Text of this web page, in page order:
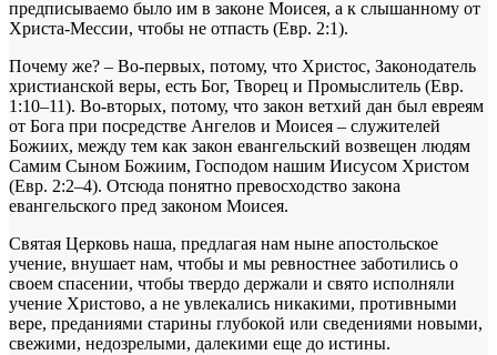
предписываемо было им в законе Моисея, а к слышанному от
Христа-Мессии, чтобы не отпасть (Евр. 2:1).
Почему же? – Во-первых, потому, что Христос, Законодатель
христианской веры, есть Бог, Творец и Промыслитель (Евр.
1:10–11). Во-вторых, потому, что закон ветхий дан был евреям
от Бога при посредстве Ангелов и Моисея – служителей
Божиих, между тем как закон евангельский возвещен людям
Самим Сыном Божиим, Господом нашим Иисусом Христом
(Евр. 2:2–4). Отсюда понятно превосходство закона
евангельского пред законом Моисея.
Святая Церковь наша, предлагая нам ныне апостольское
учение, внушает нам, чтобы и мы ревностнее заботились о
своем спасении, чтобы твердо держали и свято исполняли
учение Христово, а не увлекались никакими, противными
вере, преданиями старины глубокой или сведениями новыми,
свежими, недозрелыми, далекими еще до истины.